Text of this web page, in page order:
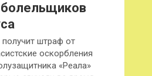
штраф от
оскорбления
«Реала»